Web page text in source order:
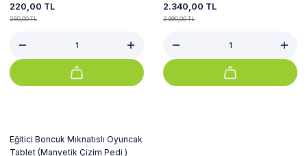
220,00 TL
250,00 TL
2.340,00 TL
2.890,00 TL
Eğitici Boncuk Mıknatıslı Oyuncak
Tablet (Manyetik Çizim Pedi )